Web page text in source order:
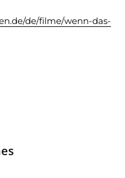
de/filme/wenn-das-